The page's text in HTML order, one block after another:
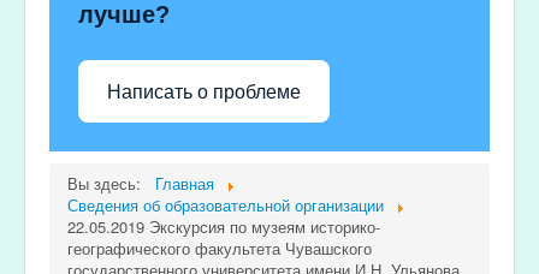
лучше?
Написать о проблеме
Вы здесь:
Главная
Сведения об образовательной организации
22.05.2019 Экскурсия по музеям историко-
географического факультета Чувашского